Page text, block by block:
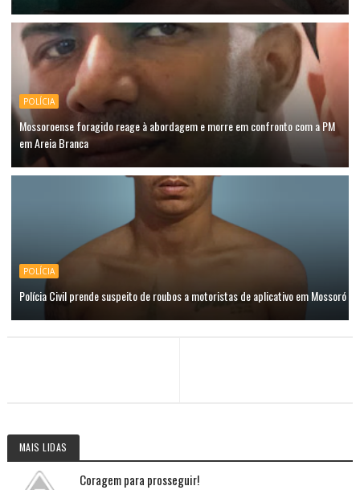
POLÍCIA
Mossoroense foragido reage à abordagem e morre em confronto com a PM
em Areia Branca
POLÍCIA
Polícia Civil prende suspeito de roubos a motoristas de aplicativo em Mossoró
MAIS LIDAS
Coragem para prosseguir!